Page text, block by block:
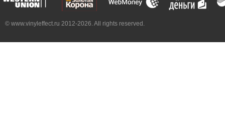
© www.vinyleffect.ru 2012-2026. All rights reserved.